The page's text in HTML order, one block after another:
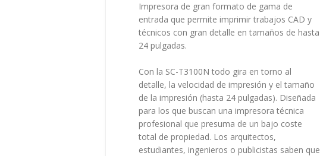
Impresora de gran formato de gama de
entrada que permite imprimir trabajos CAD y
técnicos con gran detalle en tamaños de hasta
24 pulgadas.
Con la SC-T3100N todo gira en torno al
detalle, la velocidad de impresión y el tamaño
de la impresión (hasta 24 pulgadas). Diseñada
para los que buscan una impresora técnica
profesional que presuma de un bajo coste
total de propiedad. Los arquitectos,
estudiantes, ingenieros o publicistas saben que